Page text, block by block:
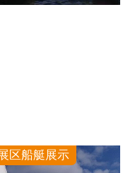
区船艇展示